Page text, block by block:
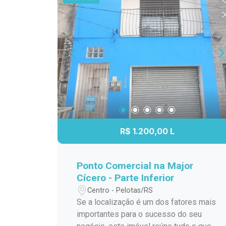
oferecendo comodidade e segurança.
Destaques do imóvel: 5 dormitórios,
sendo 1 suíte; 2 banheiros sociais;
Garagem para 3 carros; Quartos amplos
e bem iluminados; Ambientes
espaçosos e confortáveis; Localizada
no bairro Fragata, em uma região com
fácil acesso a comércios, escolas e
serviços. Agende uma visita e venha
conhecer de perto tudo o que esta casa
R$ 1.200,00 L
Ponto Comercial na Major
Cícero - Parte Inferior
Centro - Pelotas/RS
Se a localização é um dos fatores mais
importantes para o sucesso do seu